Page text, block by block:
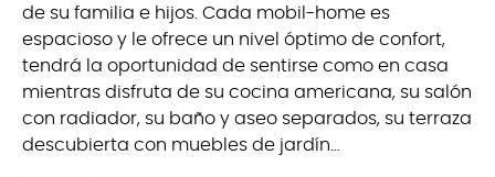
de su familia e hijos. Cada mobil-home es
espacioso y le ofrece un nivel óptimo de confort,
tendrá la oportunidad de sentirse como en casa
mientras disfruta de su cocina americana, su salón
con radiador, su baño y aseo separados, su terraza
descubierta con muebles de jardín…